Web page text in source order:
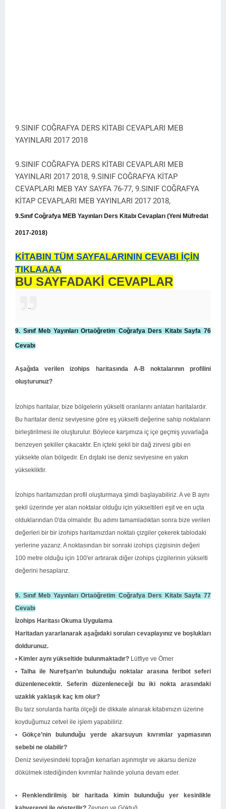
9.SINIF COĞRAFYA DERS KİTABI CEVAPLARI MEB
YAYINLARI 2017 2018
9.SINIF COĞRAFYA DERS KİTABI CEVAPLARI MEB
YAYINLARI 2017 2018, 9.SINIF COĞRAFYA KİTAP
CEVAPLARI MEB YAY SAYFA 76-77, 9.SINIF COĞRAFYA
KİTAP CEVAPLARI MEB YAYINLARI 2017 2018,
9.Sınıf Coğrafya MEB Yayınları Ders Kitabı Cevapları (Yeni Müfredat
2017-2018)
KİTABIN TÜM SAYFALARININ CEVABI İÇİN
TIKLAAAA
BU SAYFADAKİ CEVAPLAR
..
9. Sınıf Meb Yayınları Ortaöğretim Coğrafya Ders Kitabı Sayfa 76
Cevabı
Aşağıda verilen izohips haritasında A-B noktalarının profilini
oluşturunuz?
İzohips haritalar, bize bölgelerin yükselti oranlarını anlatan haritalardır.
Bu haritalar deniz seviyesine göre eş yükselti değerine sahip noktaların
birleştirilmesi ile oluşturulur. Böylece karşımıza iç içe geçmiş yuvarlağa
benzeyen şekiller çıkacaktır. En içteki şekil bir dağ zirvesi gibi en
yüksekte olan bölgedir. En dıştaki ise deniz seviyesine en yakın
yüksekliktir.
İzohips haritamızdan profil oluşturmaya şimdi başlayabiliriz. A ve B aynı
şekil üzerinde yer alan noktalar olduğu için yükseltileri eşit ve en uçta
olduklarından 0'da olmalıdır. Bu adımı tamamladıktan sonra bize verilen
değerleri bir bir izohips haritamızdan noktalı çizgiler çekerek tablodaki
yerlerine yazarız. A noktasından bir sonraki izohips çizgisinin değeri
100 metre olduğu için 100'er artırarak diğer izohips çizgilerinin yükselti
değerini hesaplarız.
9. Sınıf Meb Yayınları Ortaöğretim Coğrafya Ders Kitabı Sayfa 77
Cevabı
İzohips Haritası Okuma Uygulama
Haritadan yararlanarak aşağıdaki soruları cevaplayınız ve boşlukları
doldurunuz.
• Kimler aynı yükseltide bulunmaktadır? Lütfiye ve Ömer
• Talha ile Nurefşan’ın bulunduğu noktalar arasına feribot seferi
düzenlenecektir. Seferin düzenleneceği bu iki nokta arasındaki
uzaklık yaklaşık kaç km olur?
Bu tarz sorularda harita ölçeği de dikkate alınarak kitabımızın üzerine
koyduğumuz cetvel ile işlem yapabiliriz.
• Gökçe’nin bulunduğu yerde akarsuyun kıvrımlar yapmasının
sebebi ne olabilir?
Deniz seviyesindeki toprağın kenarları aşınmıştır ve akarsu denize
dökülmek istediğinden kıvrımlar halinde yoluna devam eder.
• Renklendirilmiş bir haritada kimin bulunduğu yer kesinlikle